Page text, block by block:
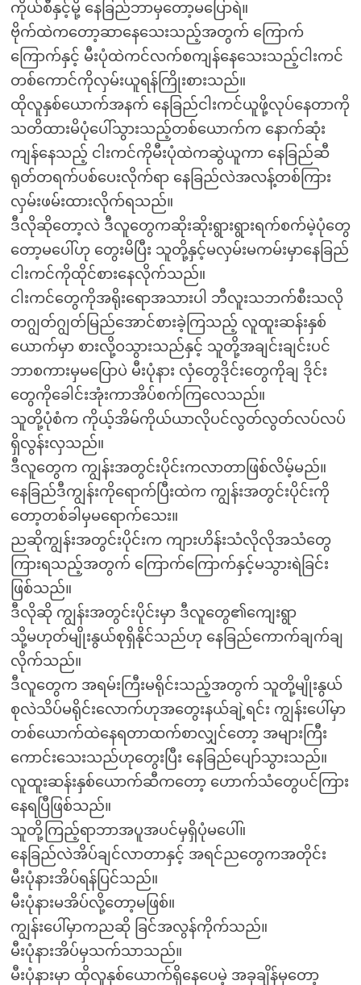
ကိုယ်စီနှင့်မို့ နေခြည်ဘာမှတော့မပြောရဲ။
ဗိုက်ထဲကတော့ဆာနေသေးသည့်အတွက် ကြောက်
ကြောက်နှင့် မီးပုံထဲကင်လက်စကျန်နေသေးသည့်ငါးကင်
တစ်ကောင်ကိုလှမ်းယူရန်ကြိုးစားသည်။
ထိုလူနှစ်ယောက်အနက် နေခြည်ငါးကင်ယူဖို့လုပ်နေတာကို
သတိထားမိပုံပေါ်သွားသည့်တစ်ယောက်က နောက်ဆုံး
ကျန်နေသည့် ငါးကင်ကိုမီးပုံထဲကဆွဲယူကာ နေခြည်ဆီ
ရုတ်တရက်ပစ်ပေးလိုက်ရာ နေခြည်လဲအလန့်တစ်ကြား
လှမ်းဖမ်းထားလိုက်ရသည်။
ဒီလိုဆိုတော့လဲ ဒီလူတွေကဆိုးဆိုးရွားရွားရက်စက်မဲ့ပုံတွေ
တော့မပေါ်ဟု တွေးမိပြီး သူတို့နှင့်မလှမ်းမကမ်းမှာနေခြည်
ငါးကင်ကိုထိုင်စားနေလိုက်သည်။
ငါးကင်တွေကိုအရိုးရောအသားပါ ဘီလူးသဘက်စီးသလို
တဂျွတ်ဂျွတ်မြည်အောင်စားခဲ့ကြသည့် လူထူးဆန်းနှစ်
ယောက်မှာ စားလို့ဝသွားသည်နှင့် သူတို့အချင်းချင်းပင်
ဘာစကားမှမပြောပဲ မီးပုံနား လှံတွေဒိုင်းတွေကိုချ ဒိုင်း
တွေကိုခေါင်းအုံးကာအိပ်စက်ကြလေသည်။
သူတို့ပုံစံက ကိုယ့်အိမ်ကိုယ်ယာလိုပင်လွတ်လွတ်လပ်လပ်
ရှိလွန်းလှသည်။
ဒီလူတွေက ကျွန်းအတွင်းပိုင်းကလာတာဖြစ်လိမ့်မည်။
နေခြည်ဒီကျွန်းကိုရောက်ပြီးထဲက ကျွန်းအတွင်းပိုင်းကို
တော့တစ်ခါမှမရောက်သေး။
ညဆိုကျွန်းအတွင်းပိုင်းက ကျားဟိန်းသံလိုလိုအသံတွေ
ကြားရသည့်အတွက် ကြောက်ကြောက်နှင့်မသွားရဲခြင်း
ဖြစ်သည်။
ဒီလိုဆို ကျွန်းအတွင်းပိုင်းမှာ ဒီလူတွေ၏ကျေးရွာ
သို့မဟုတ်မျိုးနွယ်စုရှိနိုင်သည်ဟု နေခြည်ကောက်ချက်ချ
လိုက်သည်။
ဒီလူတွေက အရမ်းကြီးမရိုင်းသည့်အတွက် သူတို့မျိုးနွယ်
စုလဲသိပ်မရိုင်းလောက်ဟုအတွေးနယ်ချဲ့ရင်း ကျွန်းပေါ်မှာ
တစ်ယောက်ထဲနေရတာထက်စာလျှင်တော့ အများကြီး
ကောင်းသေးသည်ဟုတွေးပြီး နေခြည်ပျော်သွားသည်။
လူထူးဆန်းနှစ်ယောက်ဆီကတော့ ဟောက်သံတွေပင်ကြား
နေရပြီဖြစ်သည်။
သူတို့ကြည့်ရာဘာအပူအပင်မှရှိပုံမပေါ်။
နေခြည်လဲအိပ်ချင်လာတာနှင့် အရင်ညတွေကအတိုင်း
မီးပုံနားအိပ်ရန်ပြင်သည်။
မီးပုံနားမအိပ်လို့တော့မဖြစ်။
ကျွန်းပေါ်မှာကညဆို ခြင်အလွန်ကိုက်သည်။
မီးပုံနားအိပ်မှသက်သာသည်။
မီးပုံနားမှာ ထိုလူနှစ်ယောက်ရှိနေပေမဲ့ အခုချိန်မှတော့